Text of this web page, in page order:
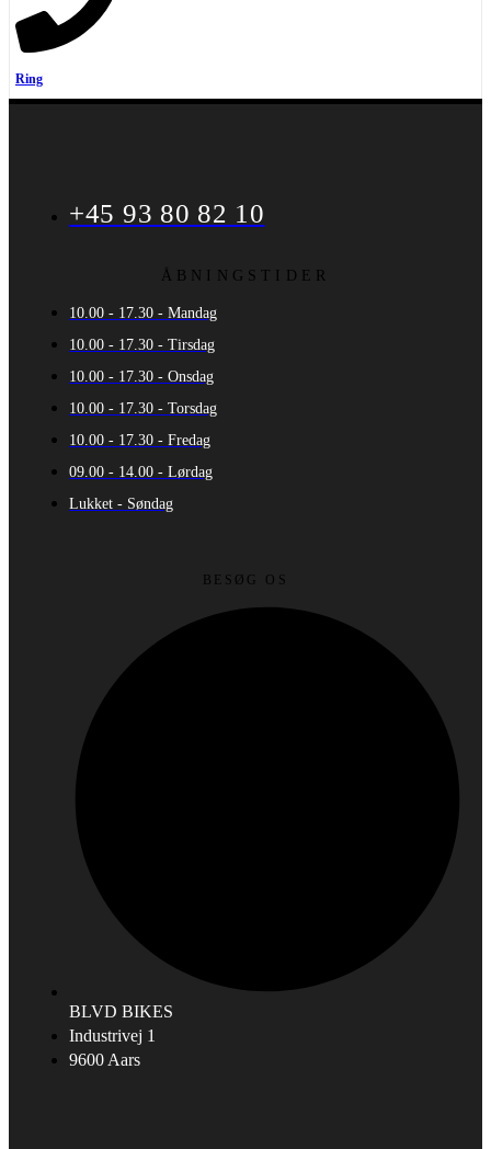
Ring
+45 93 80 82 10
ÅBNINGSTIDER
10.00 - 17.30 - Mandag
10.00 - 17.30 - Tirsdag
10.00 - 17.30 - Onsdag
10.00 - 17.30 - Torsdag
10.00 - 17.30 - Fredag
09.00 - 14.00 - Lørdag
Lukket - Søndag
BESØG OS
BLVD BIKES
Industrivej 1
9600 Aars